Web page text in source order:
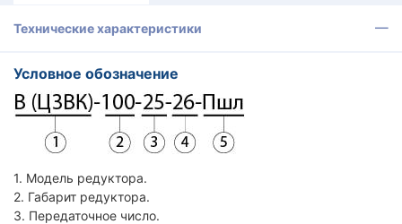
Технические характеристики
Условное обозначение
1. Модель редуктора.
2. Габарит редуктора.
3. Передаточное число.